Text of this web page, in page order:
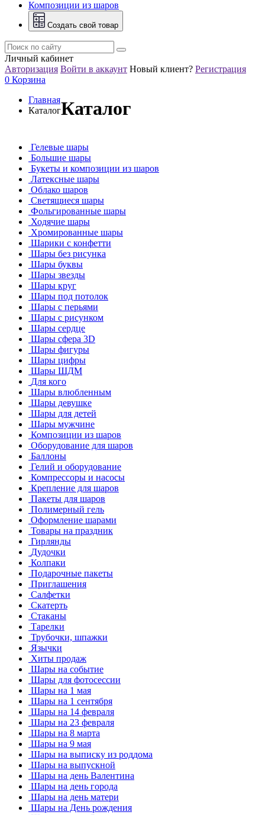
Композиции из шаров
Создать свой товар
Личный кабинет
Авторизация Войти в аккаунт Новый клиент? Регистрация
0 Корзина
Главная
КаталогКаталог
Гелевые шары
Большие шары
Букеты и композиции из шаров
Латексные шары
Облако шаров
Светящиеся шары
Фольгированные шары
Ходячие шары
Хромированные шары
Шарики с конфетти
Шары без рисунка
Шары буквы
Шары звезды
Шары круг
Шары под потолок
Шары с перьями
Шары с рисунком
Шары сердце
Шары сфера 3D
Шары фигуры
Шары цифры
Шары ШДМ
Для кого
Шары влюбленным
Шары девушке
Шары для детей
Шары мужчине
Композиции из шаров
Оборудование для шаров
Баллоны
Гелий и оборудование
Компрессоры и насосы
Крепление для шаров
Пакеты для шаров
Полимерный гель
Оформление шарами
Товары на праздник
Гирлянды
Дудочки
Колпаки
Подарочные пакеты
Приглашения
Салфетки
Скатерть
Стаканы
Тарелки
Трубочки, шпажки
Язычки
Хиты продаж
Шары на событие
Шары для фотосессии
Шары на 1 мая
Шары на 1 сентября
Шары на 14 февраля
Шары на 23 февраля
Шары на 8 марта
Шары на 9 мая
Шары на выписку из роддома
Шары на выпускной
Шары на день Валентина
Шары на день города
Шары на день матери
Шары на День рождения